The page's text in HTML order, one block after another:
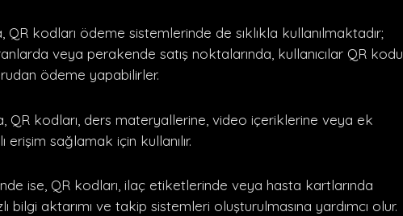
QR kodları ödeme sistemlerinde de sıklıkla kullanılmaktadır;
veya perakende satış noktalarında, kullanıcılar QR kodu
ödeme yapabilirler.
QR kodları, ders materyallerine, video içeriklerine veya ek
erişim sağlamak için kullanılır.
ise, QR kodları, ilaç etiketlerinde veya hasta kartlarında
bilgi aktarımı ve takip sistemleri oluşturulmasına yardımcı olur.